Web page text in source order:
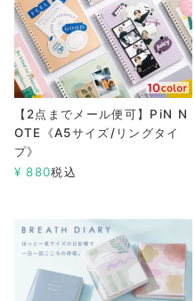
【2点までメール便可】PiN N
OTE《A5サイズ/リングタイ
プ》
¥ 880税込